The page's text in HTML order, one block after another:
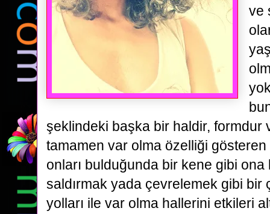
ve
şeklindeki başka bir haldir, formdur
tamamen var olma özelliği gösteren
onları bulduğunda bir kene gibi
saldırmak yada çevrelemek gibi bir
yolları ile var olma hallerini etkileri